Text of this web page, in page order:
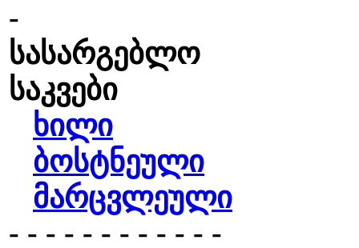
-
სასარგებლო
საკვები
ხილი
ბოსტნეული
მარცვლეული
- - - - - - - - - - - -